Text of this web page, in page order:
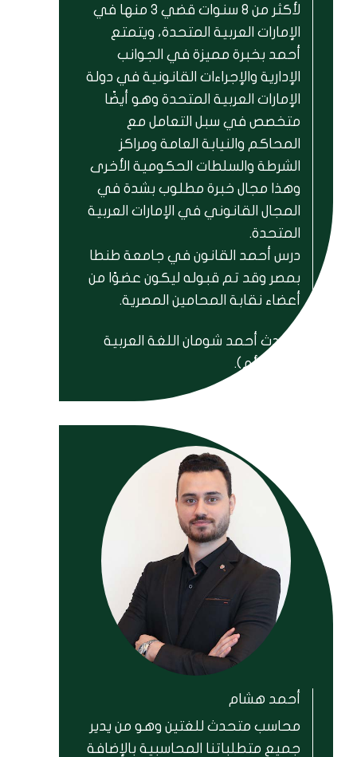
لأكثر من 8 سنوات قضي 3 منها في
الإمارات العربية المتحدة، ويتمتع
أحمد بخبرة مميزة في الجوانب
الإدارية والإجراءات القانونية في دولة
الإمارات العربية المتحدة وهو أيضًا
متخصص في سبل التعامل مع
المحاكم والنيابة العامة ومراكز
الشرطة والسلطات الحكومية الأخرى
وهذا مجال خبرة مطلوب بشدة في
المجال القانوني في الإمارات العربية
المتحدة.
درس أحمد القانون في جامعة طنطا
بمصر وقد تم قبوله ليكون عضوًا من
أعضاء نقابة المحامين المصرية.
يتحدث أحمد شومان اللغة العربية
(لغته الأم).
أحمد هشام
محاسب متحدث للغتين وهو من يدير
جميع متطلباتنا المحاسبية بالإضافة